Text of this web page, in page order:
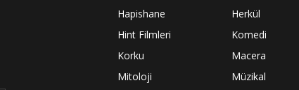
Hapishane
Herkül
Hint Filmleri
Komedi
Korku
Macera
Mitoloji
Müzikal